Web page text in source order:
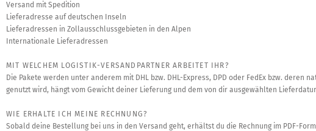
Versand mit Spedition
Lieferadresse auf deutschen Inseln
Lieferadressen in Zollausschlussgebieten in den Alpen
Internationale Lieferadressen
MIT WELCHEM LOGISTIK-VERSANDPARTNER ARBEITET IHR?
Die Pakete werden unter anderem mit DHL bzw. DHL-Express, DPD oder FedEx bzw.
genutzt wird, hängt vom Gewicht deiner Lieferung und dem von dir ausgewählten
WIE ERHALTE ICH MEINE RECHNUNG?
Sobald deine Bestellung bei uns in den Versand geht, erhältst du die Rechnung im PDF-